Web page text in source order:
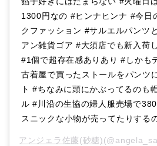
1300円なの #ヒンナヒンナ #今日
クファッション #サルエルパンツ
アン雑貨ゴア #大須店でも新入荷
#1個で超存在感ありあり #しかも
古着屋で買ったストールをパンツ
ト #ちなみに頭にかぶってるのも
ル #川沿の生協の婦人服売場で
スニックな小物が売ってたりする
アンジェラ佐藤(砂糖)